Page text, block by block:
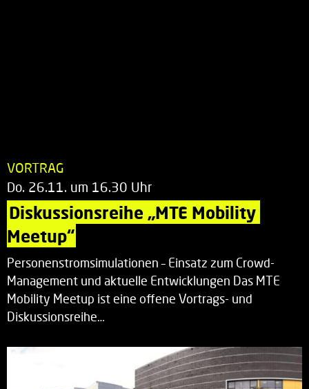
VORTRAG
Do. 26.11. um 16.30 Uhr
Diskussionsreihe „MTE Mobility
Meetup“
Personenstromsimulationen – Einsatz zum Crowd-
Management und aktuelle Entwicklungen Das MTE
Mobility Meetup ist eine offene Vortrags- und
Diskussionsreihe…